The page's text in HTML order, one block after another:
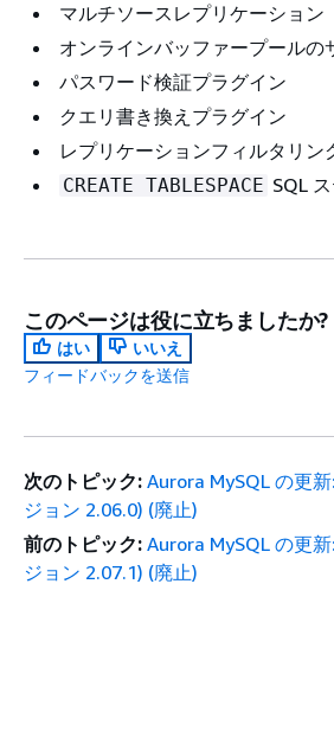
マルチソースレプリケーション
オンラインバッファープールの
パスワード検証プラグイン
クエリ書き換えプラグイン
レプリケーションフィルタリン
CREATE TABLESPACE SQL
このページは役に立ちましたか?
はい
いいえ
フィードバックを送信
次のトピック: Aurora MySQL の更
ジョン 2.06.0) (廃止)
前のトピック: Aurora MySQL の更
ジョン 2.07.1) (廃止)